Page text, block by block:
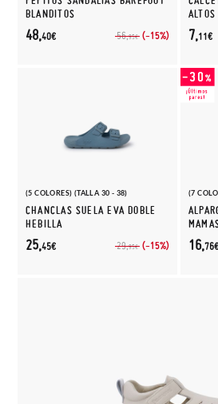
BLANDITOS
56,95€ (-15%)
48,40€
ALTOS
7,11€
(5 COLORES) (TALLA 30 - 38)
CHANCLAS SUELA EVA DOBLE
HEBILLA
29,95€ (-15%)
25,45€
(7
16,76€